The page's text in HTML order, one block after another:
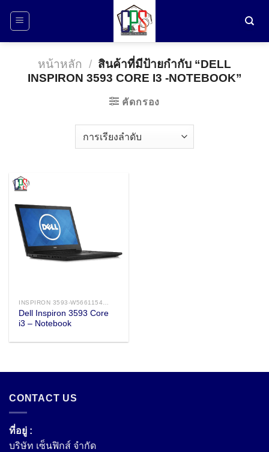
หน้าหลัก / สินค้าที่มีป้ายกำกับ “DELL
INSPIRON 3593 CORE I3 -NOTEBOOK”
คัดกรอง
Dell Inspiron 3593 Core
i3 – Notebook
CONTACT US
ที่อยู่ :
บริษัท เซ็นฟิกส์ จํากัด